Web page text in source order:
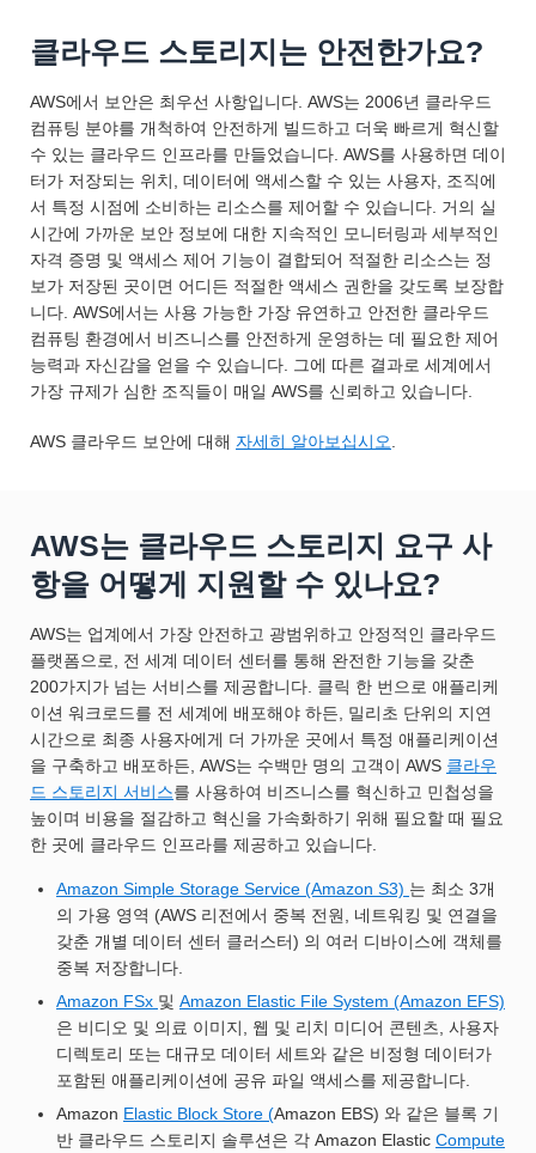
클라우드 스토리지는 안전한가요?
AWS에서 보안은 최우선 사항입니다. AWS는 2006년 클라우드
컴퓨팅 분야를 개척하여 안전하게 빌드하고 더욱 빠르게 혁신할
수 있는 클라우드 인프라를 만들었습니다. AWS를 사용하면 데이
터가 저장되는 위치, 데이터에 액세스할 수 있는 사용자, 조직에
서 특정 시점에 소비하는 리소스를 제어할 수 있습니다. 거의 실
시간에 가까운 보안 정보에 대한 지속적인 모니터링과 세부적인
자격 증명 및 액세스 제어 기능이 결합되어 적절한 리소스는 정
보가 저장된 곳이면 어디든 적절한 액세스 권한을 갖도록 보장합
니다. AWS에서는 사용 가능한 가장 유연하고 안전한 클라우드
컴퓨팅 환경에서 비즈니스를 안전하게 운영하는 데 필요한 제어
능력과 자신감을 얻을 수 있습니다. 그에 따른 결과로 세계에서
가장 규제가 심한 조직들이 매일 AWS를 신뢰하고 있습니다.
AWS 클라우드 보안에 대해 자세히 알아보십시오
AWS는 클라우드 스토리지 요구 사
항을 어떻게 지원할 수 있나요?
AWS는 업계에서 가장 안전하고 광범위하고 안정적인 클라우드
플랫폼으로, 전 세계 데이터 센터를 통해 완전한 기능을 갖춘
200가지가 넘는 서비스를 제공합니다. 클릭 한 번으로 애플리케
이션 워크로드를 전 세계에 배포해야 하든, 밀리초 단위의 지연
시간으로 최종 사용자에게 더 가까운 곳에서 특정 애플리케이션
을 구축하고 배포하든, AWS는 수백만 명의 고객이 AWS 클라우
드 스토리지 서비스를 사용하여 비즈니스를 혁신하고 민첩성을
높이며 비용을 절감하고 혁신을 가속화하기 위해 필요할 때 필요
한 곳에 클라우드 인프라를 제공하고 있습니다.
Amazon Simple Storage Service (Amazon S3) 는 최소 3개
의 가용 영역 (AWS 리전에서 중복 전원, 네트워킹 및 연결을
갖춘 개별 데이터 센터 클러스터) 의 여러 디바이스에 객체를
중복 저장합니다.
Amazon FSx 및 Amazon Elastic File System (Amazon EFS)
은 비디오 및 의료 이미지, 웹 및 리치 미디어 콘텐츠, 사용자
디렉토리 또는 대규모 데이터 세트와 같은 비정형 데이터가
포함된 애플리케이션에 공유 파일 액세스를 제공합니다.
Amazon Elastic Block Store (Amazon EBS) 와 같은 블록 기
반 클라우드 스토리지 솔루션은 각 Amazon Elastic Compute